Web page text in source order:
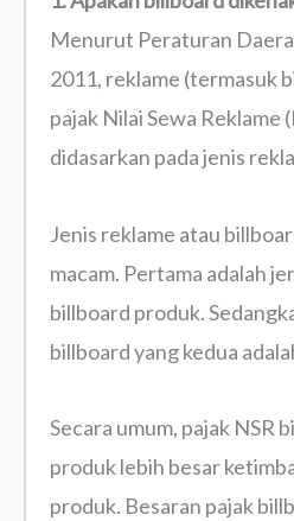
Menurut Peraturan
2011, reklame (termasuk
pajak Nilai Sewa Reklame
didasarkan pada jenis
Jenis reklame atau
macam. Pertama adalah
billboard produk.
billboard yang kedua
Secara umum, pajak NSR
produk lebih besar
produk. Besaran pajak